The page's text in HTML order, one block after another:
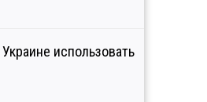
использовать